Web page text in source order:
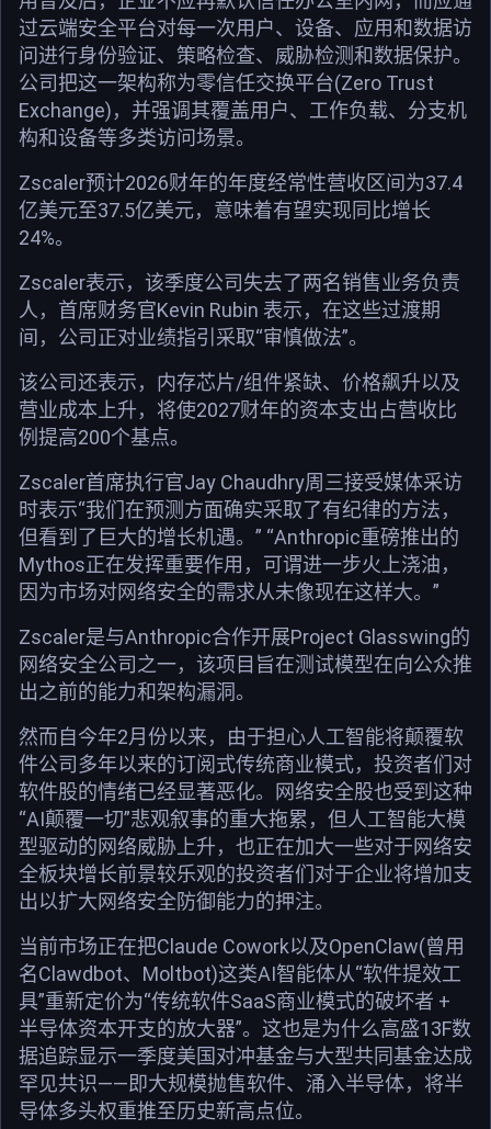
过云端安全平台对每一次用户、设备、应用和数据访
问进行身份验证、策略检查、威胁检测和数据保护。
公司把这一架构称为零信任交换平台(Zero Trust
Exchange)，并强调其覆盖用户、工作负载、分支机
构和设备等多类访问场景。
Zscaler预计2026财年的年度经常性营收区间为37.4
亿美元至37.5亿美元，意味着有望实现同比增长
24%。
Zscaler表示，该季度公司失去了两名销售业务负责
人，首席财务官Kevin Rubin 表示，在这些过渡期
间，公司正对业绩指引采取“审慎做法”。
该公司还表示，内存芯片/组件紧缺、价格飙升以及
营业成本上升，将使2027财年的资本支出占营收比
例提高200个基点。
Zscaler首席执行官Jay Chaudhry周三接受媒体采访
时表示“我们在预测方面确实采取了有纪律的方法，
但看到了巨大的增长机遇。” “Anthropic重磅推出的
Mythos正在发挥重要作用，可谓进一步火上浇油，
因为市场对网络安全的需求从未像现在这样大。”
Zscaler是与Anthropic合作开展Project Glasswing的
网络安全公司之一，该项目旨在测试模型在向公众推
出之前的能力和架构漏洞。
然而自今年2月份以来，由于担心人工智能将颠覆软
件公司多年以来的订阅式传统商业模式，投资者们对
软件股的情绪已经显著恶化。网络安全股也受到这种
“AI颠覆一切”悲观叙事的重大拖累，但人工智能大模
型驱动的网络威胁上升，也正在加大一些对于网络安
全板块增长前景较乐观的投资者们对于企业将增加支
出以扩大网络安全防御能力的押注。
当前市场正在把Claude Cowork以及OpenClaw(曾用
名Clawdbot、Moltbot)这类AI智能体从“软件提效工
具”重新定价为“传统软件SaaS商业模式的破坏者 +
半导体资本开支的放大器”。这也是为什么高盛13F数
据追踪显示一季度美国对冲基金与大型共同基金达成
罕见共识——即大规模抛售软件、涌入半导体，将半
导体多头权重推至历史新高点位。